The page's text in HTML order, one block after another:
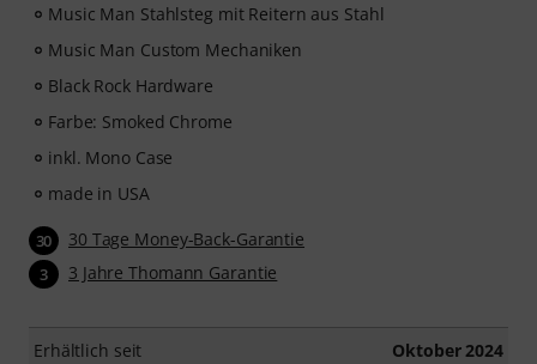
Music Man Stahlsteg mit Reitern aus Stahl
Music Man Custom Mechaniken
Black Rock Hardware
Farbe: Smoked Chrome
inkl. Mono Case
made in USA
30 30 Tage Money-Back-Garantie
3 3 Jahre Thomann Garantie
Erhältlich seit Oktober 2024